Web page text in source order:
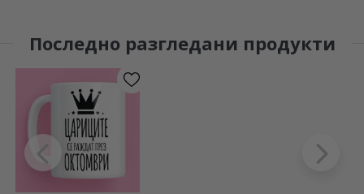
Последно разгледани продукти